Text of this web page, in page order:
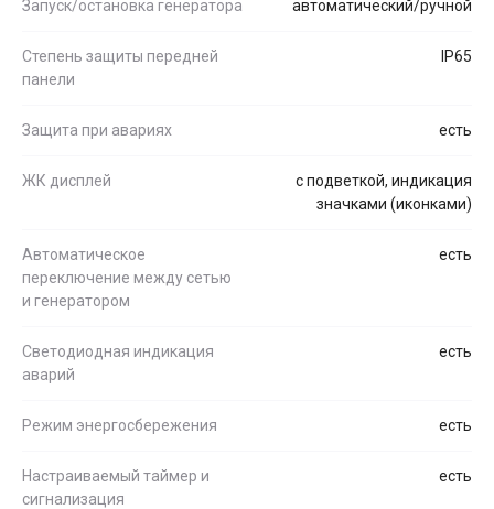
Запуск/остановка генератора автоматический/ручной
Степень защиты передней
панели
IP65
Защита при авариях есть
ЖК дисплей
с подветкой, индикация
значками (иконками)
Автоматическое
переключение между сетью
и генератором
есть
Светодиодная индикация
аварий
есть
Режим энергосбережения есть
Настраиваемый таймер и
сигнализация
есть